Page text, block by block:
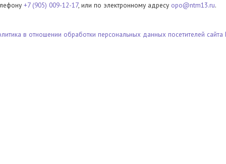
+7 (905) 009-12-17, или по электронному адресу opo@ntm13.ru.
в отношении обработки персональных данных посетителей